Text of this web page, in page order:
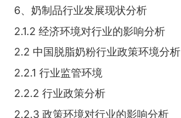
6、奶制品行业发展现状分析
2.1.2 经济环境对行业的影响分析
2.2 中国脱脂奶粉行业政策环境分析
2.2.1 行业监管环境
2.2.2 行业政策分析
2.2.3 政策环境对行业的影响分析